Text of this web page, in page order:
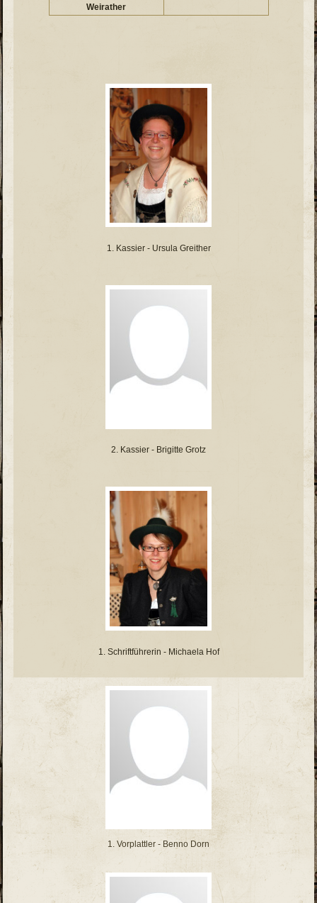
Weirather
1. Kassier - Ursula Greither
2. Kassier - Brigitte Grotz
1. Schriftführerin - Michaela Hof
1. Vorplattler - Benno Dorn